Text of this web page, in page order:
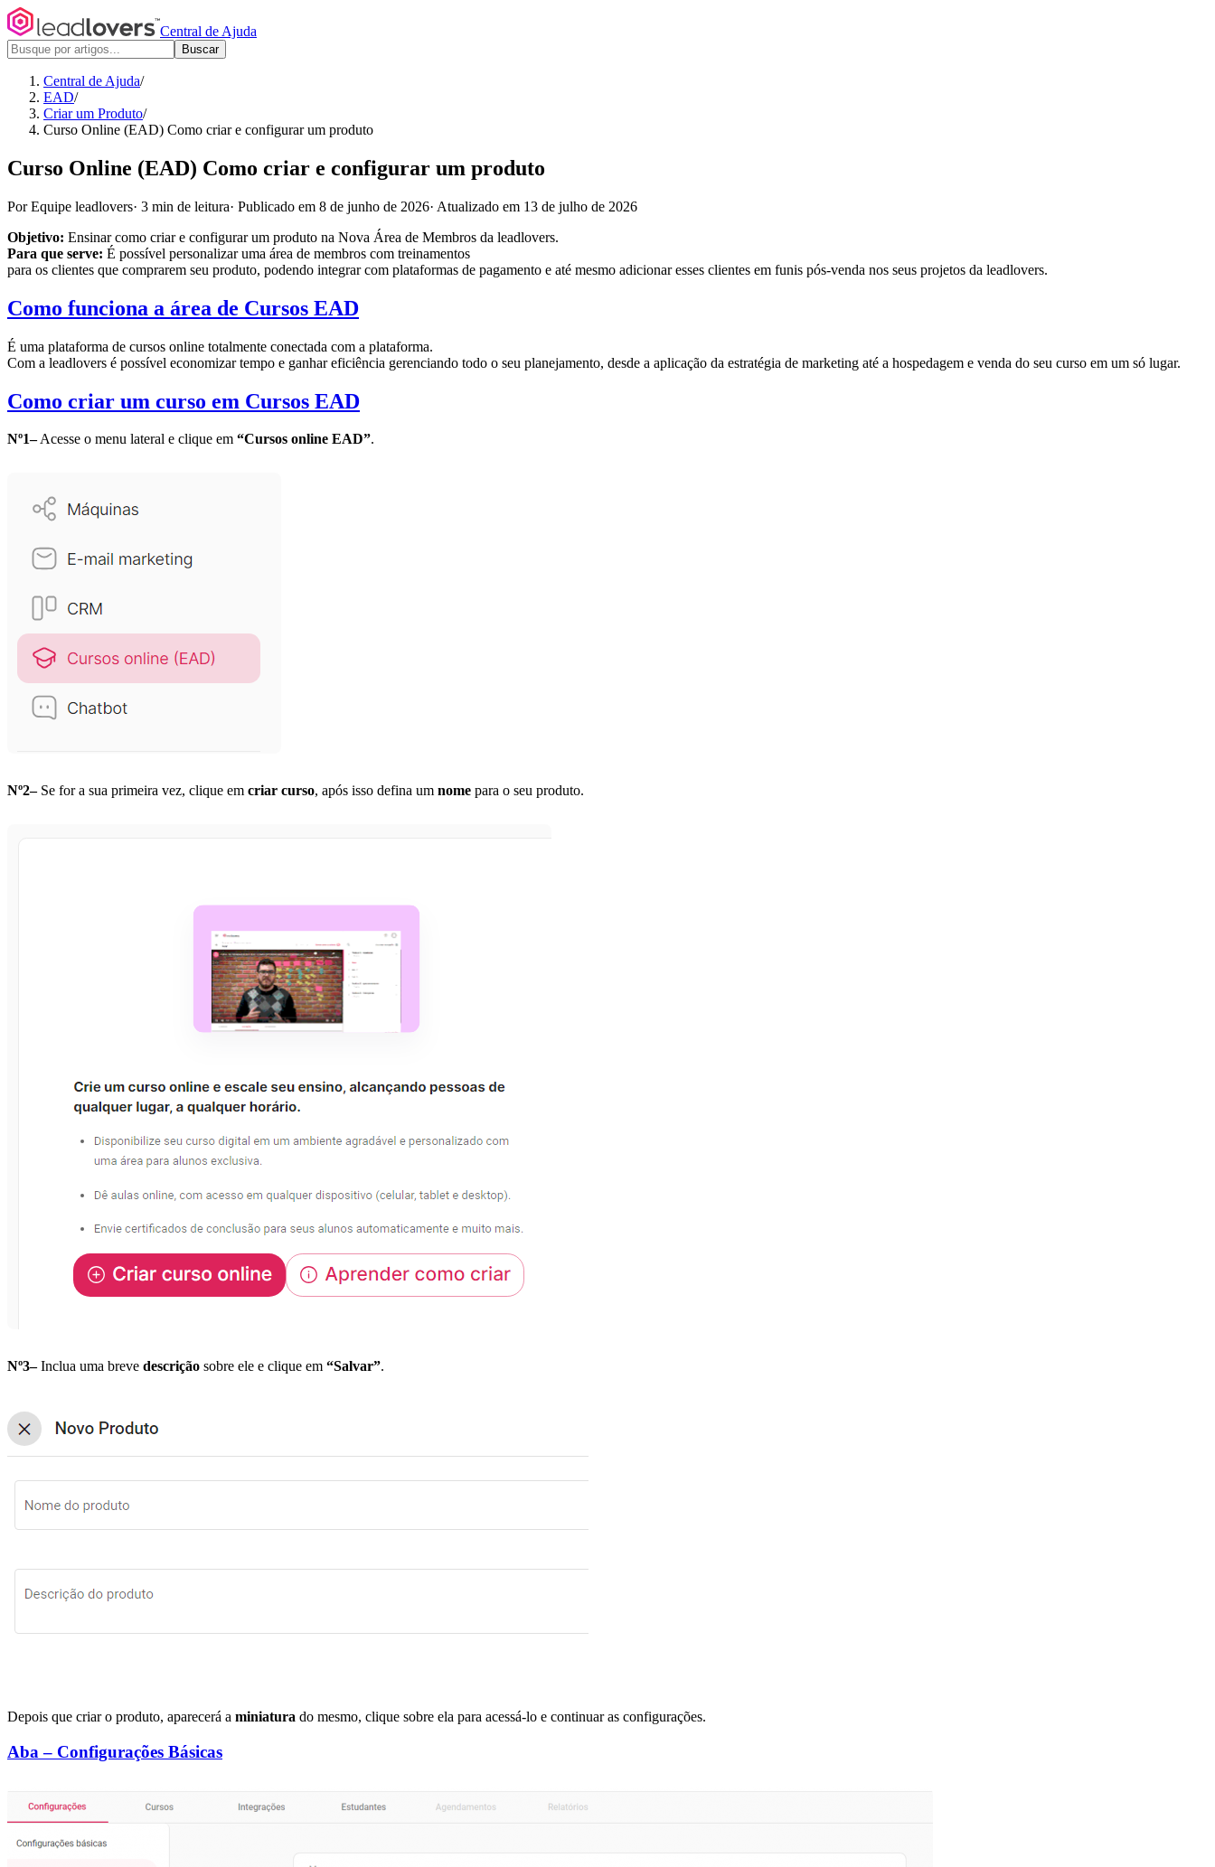
Central de Ajuda
Buscar
Central de Ajuda/
EAD/
Criar um Produto/
Curso Online (EAD) Como criar e configurar um produto
Curso Online (EAD) Como criar e configurar um produto
Por Equipe leadlovers· 3 min de leitura· Publicado em 8 de junho de 2026· Atualizado em 13 de julho de 2026
Objetivo: Ensinar como criar e configurar um produto na Nova Área de Membros da leadlovers.
Para que serve: É possível personalizar uma área de membros com treinamentos
para os clientes que comprarem seu produto, podendo integrar com plataformas de pagamento e até mesmo adicionar esses clientes em funis pós-venda nos seus projetos da leadlovers.
Como funciona a área de Cursos EAD
É uma plataforma de cursos online totalmente conectada com a plataforma.
Com a leadlovers é possível economizar tempo e ganhar eficiência gerenciando todo o seu planejamento, desde a aplicação da estratégia de marketing até a hospedagem e venda do seu curso em um só lugar.
Como criar um curso em Cursos EAD
Nº1–Acesse o menu lateral e clique em “Cursos online EAD”.
Nº2–Se for a sua primeira vez, clique em criar curso, após isso defina um nome para o seu produto.
Nº3–Inclua uma breve descrição sobre ele e clique em “Salvar”.
Depois que criar o produto, aparecerá a miniatura do mesmo, clique sobre ela para acessá-lo e continuar as configurações.
Aba – Configurações Básicas